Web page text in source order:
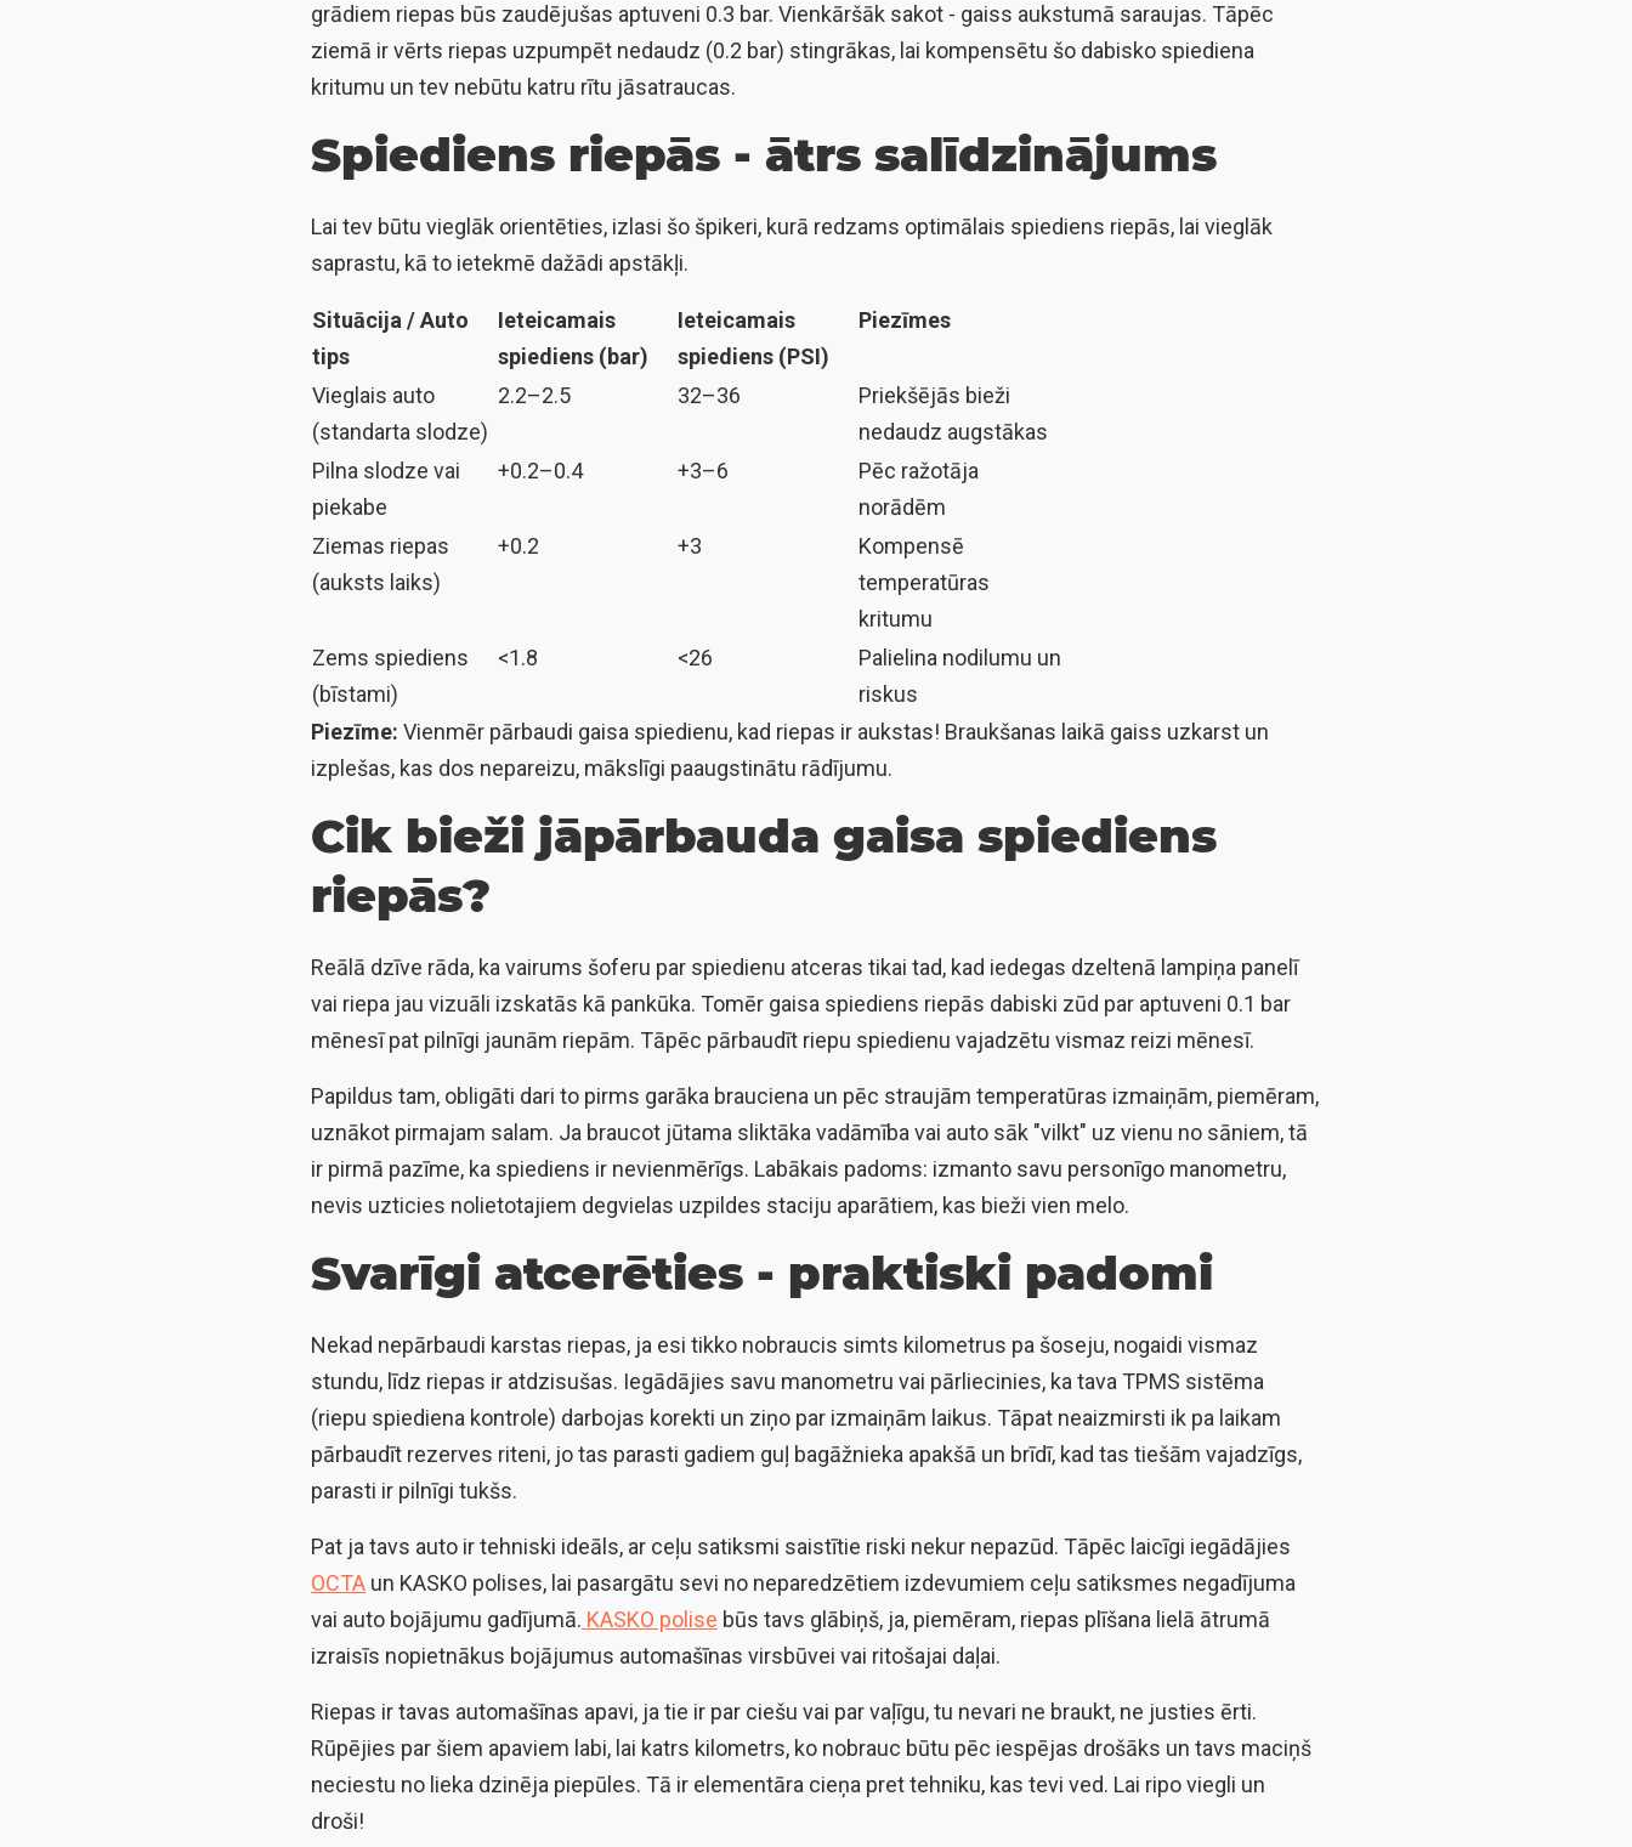
grādiem riepas būs zaudējušas aptuveni 0.3 bar. Vienkāršāk sakot - gaiss aukstumā saraujas. Tāpēc
ziemā ir vērts riepas uzpumpēt nedaudz (0.2 bar) stingrākas, lai kompensētu šo dabisko spiediena
kritumu un tev nebūtu katru rītu jāsatraucas.
Spiediens riepās - ātrs salīdzinājums
Lai tev būtu vieglāk orientēties, izlasi šo špikeri, kurā redzams optimālais spiediens riepās, lai vieglāk
saprastu, kā to ietekmē dažādi apstākļi.
Situācija / Auto
tips
Ieteicamais
spiediens (bar)
Ieteicamais
spiediens (PSI)
Piezīmes
Vieglais auto
(standarta slodze)
2.2–2.5 32–36
Priekšējās bieži
nedaudz augstākas
Pilna slodze vai
piekabe
+0.2–0.4 +3–6
Pēc ražotāja
norādēm
Ziemas riepas
(auksts laiks)
+0.2 +3
Kompensē
temperatūras
kritumu
Zems spiediens
(bīstami)
<1.8 <26
Palielina nodilumu un
riskus
Piezīme: Vienmēr pārbaudi gaisa spiedienu, kad riepas ir aukstas! Braukšanas laikā gaiss uzkarst un
izplešas, kas dos nepareizu, mākslīgi paaugstinātu rādījumu.
Cik bieži jāpārbauda gaisa spiediens
riepās?
Reālā dzīve rāda, ka vairums šoferu par spiedienu atceras tikai tad, kad iedegas dzeltenā lampiņa panelī
vai riepa jau vizuāli izskatās kā pankūka. Tomēr gaisa spiediens riepās dabiski zūd par aptuveni 0.1 bar
mēnesī pat pilnīgi jaunām riepām. Tāpēc pārbaudīt riepu spiedienu vajadzētu vismaz reizi mēnesī.
Papildus tam, obligāti dari to pirms garāka brauciena un pēc straujām temperatūras izmaiņām, piemēram,
uznākot pirmajam salam. Ja braucot jūtama sliktāka vadāmība vai auto sāk "vilkt" uz vienu no sāniem, tā
ir pirmā pazīme, ka spiediens ir nevienmērīgs. Labākais padoms: izmanto savu personīgo manometru,
nevis uzticies nolietotajiem degvielas uzpildes staciju aparātiem, kas bieži vien melo.
Svarīgi atcerēties - praktiski padomi
Nekad nepārbaudi karstas riepas, ja esi tikko nobraucis simts kilometrus pa šoseju, nogaidi vismaz
stundu, līdz riepas ir atdzisušas. Iegādājies savu manometru vai pārliecinies, ka tava TPMS sistēma
(riepu spiediena kontrole) darbojas korekti un ziņo par izmaiņām laikus. Tāpat neaizmirsti ik pa laikam
pārbaudīt rezerves riteni, jo tas parasti gadiem guļ bagāžnieka apakšā un brīdī, kad tas tiešām vajadzīgs,
parasti ir pilnīgi tukšs.
Pat ja tavs auto ir tehniski ideāls, ar ceļu satiksmi saistītie riski nekur nepazūd. Tāpēc laicīgi iegādājies
OCTA un KASKO polises, lai pasargātu sevi no neparedzētiem izdevumiem ceļu satiksmes negadījuma
vai auto bojājumu gadījumā. KASKO polise būs tavs glābiņš, ja, piemēram, riepas plīšana lielā ātrumā
izraisīs nopietnākus bojājumus automašīnas virsbūvei vai ritošajai daļai.
Riepas ir tavas automašīnas apavi, ja tie ir par ciešu vai par vaļīgu, tu nevari ne braukt, ne justies ērti.
Rūpējies par šiem apaviem labi, lai katrs kilometrs, ko nobrauc būtu pēc iespējas drošāks un tavs maciņš
neciestu no lieka dzinēja piepūles. Tā ir elementāra cieņa pret tehniku, kas tevi ved. Lai ripo viegli un
droši!